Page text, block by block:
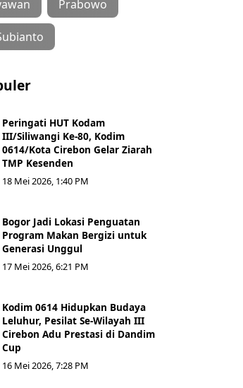
Prabowo
Peringati HUT Kodam
III/Siliwangi Ke-80, Kodim
0614/Kota Cirebon Gelar Ziarah
TMP Kesenden
18 Mei 2026, 1:40 PM
Bogor Jadi Lokasi Penguatan
Program Makan Bergizi untuk
Generasi Unggul
17 Mei 2026, 6:21 PM
Kodim 0614 Hidupkan Budaya
Leluhur, Pesilat Se-Wilayah III
Cirebon Adu Prestasi di Dandim
Cup
16 Mei 2026, 7:28 PM